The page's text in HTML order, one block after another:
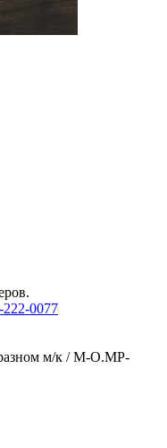
222-0077
м/к / M-O.MP-